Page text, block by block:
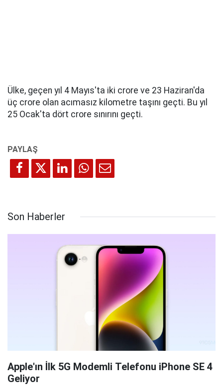
Ülke, geçen yıl 4 Mayıs'ta iki crore ve 23 Haziran'da
üç crore olan acımasız kilometre taşını geçti. Bu yıl
25 Ocak'ta dört crore sınırını geçti.
Son Haberler
Apple'ın İlk 5G Modemli Telefonu iPhone SE 4
Geliyor